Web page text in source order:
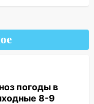
ещё
небом
погоды в
8-9